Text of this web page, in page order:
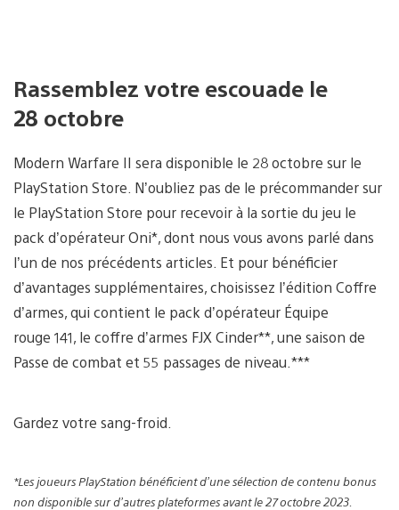
Rassemblez votre escouade le
28 octobre
Modern Warfare II sera disponible le 28 octobre sur le
PlayStation Store. N’oubliez pas de le précommander sur
le PlayStation Store pour recevoir à la sortie du jeu le
pack d’opérateur Oni*, dont nous vous avons parlé dans
l’un de nos précédents articles. Et pour bénéficier
d’avantages supplémentaires, choisissez l’édition Coffre
d’armes, qui contient le pack d’opérateur Équipe
rouge 141, le coffre d’armes FJX Cinder**, une saison de
Passe de combat et 55 passages de niveau.***
Gardez votre sang-froid.
*Les joueurs PlayStation bénéficient d’une sélection de contenu bonus
non disponible sur d’autres plateformes avant le 27 octobre 2023.